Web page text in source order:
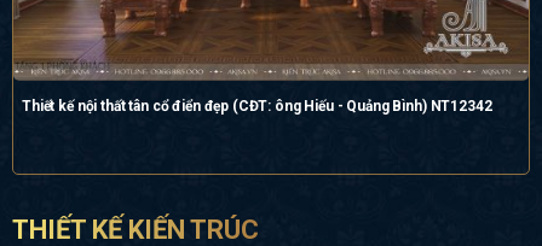
Thiết kế nội thất tân cổ điển đẹp (CĐT: ông Hiếu - Quảng Bình) NT12342
THIẾT KẾ KIẾN TRÚC